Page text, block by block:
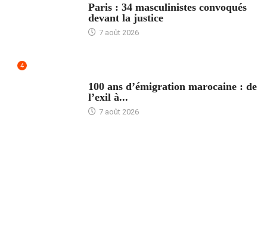
Paris : 34 masculinistes convoqués
devant la justice
7 août 2026
4
100 ans d’émigration marocaine : de
l’exil à...
7 août 2026